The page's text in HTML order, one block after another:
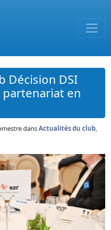
Décision DSI
en
dansActualités du club,